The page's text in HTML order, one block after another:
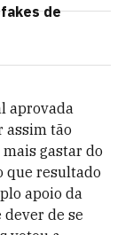
de
aprovada
assim tão
gastar do
que resultado
apoio da
de se